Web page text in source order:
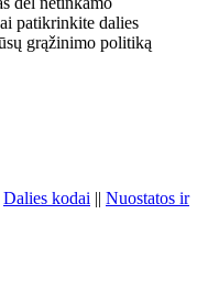
patikrinkite dalies
grąžinimo politiką
Dalies kodai || Nuostatos ir